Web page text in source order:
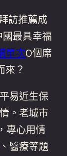
訪推薦成
最具幸福
單次0個席
來？
易近生保
。老城市
專心用情
醫療等題